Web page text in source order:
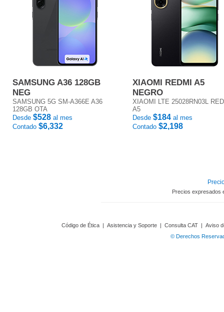
SAMSUNG A36 128GB
NEG
SAMSUNG 5G SM-A366E A36
128GB OTA
Desde $528 al mes
Contado $6,332
XIAOMI REDMI A5
NEGRO
XIAOMI LTE 25028RN03L
A5
Desde $184 al mes
Contado $2,198
Precios expresados
Código de Ética | Asistencia y Soporte | Consulta CAT | Aviso
© Derechos